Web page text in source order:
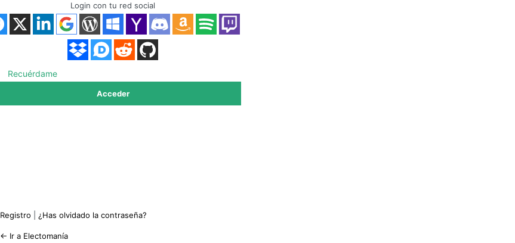
Acceder
Login con tu red social
Recuérdame
Registro ¿Has olvidado la contraseña?
← Ir a Electomanía